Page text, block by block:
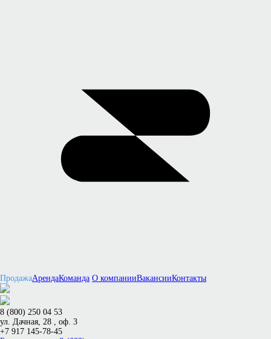
ПродажаАрендаКоманда О компанииВакансииКонтакты
8 (800) 250 04 53
ул. Дачная, 28 , оф. 3
+7 917 145-78-45